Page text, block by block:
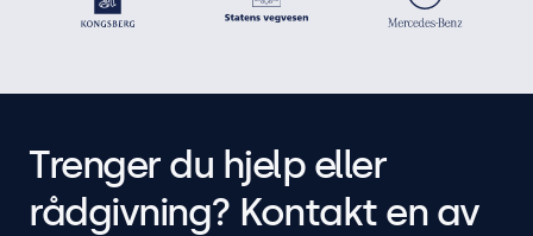
Trenger du hjelp eller
rådgivning? Kontakt en av